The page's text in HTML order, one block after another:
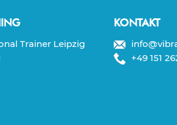
Trainer Leipzig
KONTAKT
+49 151